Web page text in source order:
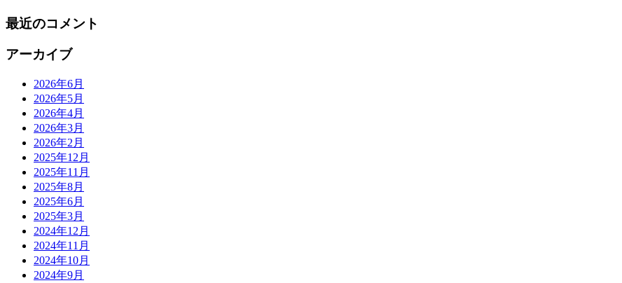
最近のコメント
アーカイブ
2026年6月
2026年5月
2026年4月
2026年3月
2026年2月
2025年12月
2025年11月
2025年8月
2025年6月
2025年3月
2024年12月
2024年11月
2024年10月
2024年9月